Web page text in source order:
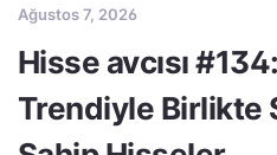
Ağustos 7, 2026
Hisse avcısı
Trendiyle Birlikte